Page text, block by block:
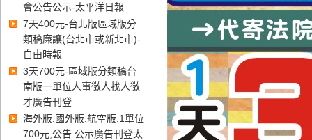
地方法院登報、
臺灣澎湖地方法院
金門地方法院登報、福建連江
地方法院登報、
會公告公示-太平洋日報
7天400元-台北版區域版分
類稿廉讓(台北市或新北市)-
自由時報
3天700元-區域版分類稿台
南版一單位人事徵人找人徵
才廣告刊登
海外版.國外版.航空版.1單位
700元,公告.公示廣告刊登太